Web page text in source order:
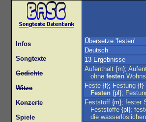
Infos
Songtexte
Gedichte
Witze
Konzerte
Spiele
Übersetze 'festen'
Deutsch
13 Ergebnisse
Aufenthalt {m};
ohne festen
Feste {f}; Festung {f}
Festen {pl};
Feststoff {m}; fester
Feststoffe {pl};
die wasserlöslichen